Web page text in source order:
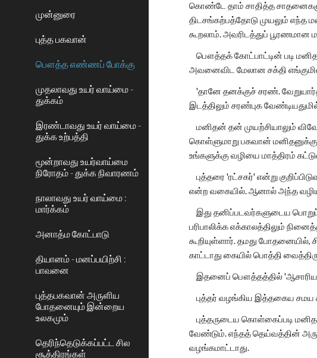
முன்னுரை
புத்த பகவான்
பௌத்த எண்ணப் போக்கு
முதலாவது உயர் வாய்மை -
துக்கம்
இரண்டாவது உயர் வாய்மை -
துக்க உற்பத்தி
மூன்றாவது உயர்வாய்மை
நிரோதம் - துக்க நிவாரணம்
நாலாவது உயர் வாய்மை :
மார்க்கம்
அனாத்ம கோட்பாடு
தியானம் - மனப்பயிற்சி :
பாவனை
புத்தபகவான் அருளிய
போதனையும் இன்றைய
உலகமும்
தெரிந்தெடுக்கப்பட்ட சில
சூத்திரங்கள்
கொண்டே தாம் சாதித்த
திடசங்கற்பத்தோடு முயலும் எந்த
கூறலாம். அவரிடத்துப் பூரணமான
பௌத்தக் கோட்பாட்டின் படி
அவனைவிட மேலான சக்தி
'தானே தனக்குச் சரண்.
இடத்திலும் சரண்புக
மனிதன் தன் முயற்சியாலும்
கொள்ளுமாறு பகவான்
உங்களுக்கு வழியை மாத்திரம்
புத்தரை 'ரட்சகர்' என்று
என்ற வகையில். ஆனால் அந்த
இது தனிப்படவர்களுடைய
பரிபாலிக்க எக்காலத்திலும்
கூறியுள்ளார். தமது
காட்டாது கையில் பொத்தி
இதனைப் பௌத்தத்தில் 'ஆசாரிய
புத்தர் வழங்கிய இத்தகைய சமய
புத்தருடைய கொள்கைப்படி
வேண்டும். எந்தத் தெய்வத்தின்
வழங்கமாட்டாது.